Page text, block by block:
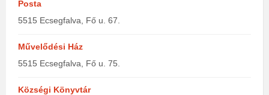
Posta
5515 Ecsegfalva, Fő u. 67.
Művelődési Ház
5515 Ecsegfalva, Fő u. 75.
Községi Könyvtár